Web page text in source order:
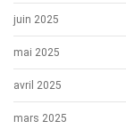
juin 2025
mai 2025
avril 2025
mars 2025